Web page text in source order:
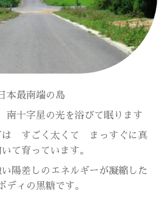
日本最南端の島
十字星の光を浴びて眠ります
は すごく太くて まっすぐに真
て育っています。
陽差しのエネルギーが凝縮した
ディの黒糖です。